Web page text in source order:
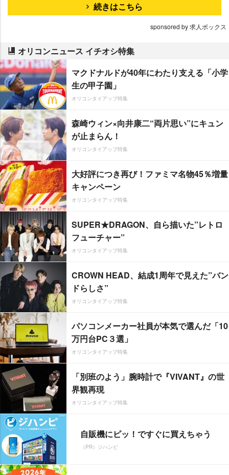
続きはこちら
sponsored by 求人ボックス
オリコンニュース イチオシ特集
マクドナルドが40年にわたり支える「小学
生の甲子園」
オリコンタイアップ特集
森崎ウィン×向井康二“両片思い”にキュン
が止まらん！
オリコンタイアップ特集
大好評につき再び！ファミマ名物45％増量
キャンペーン
オリコンタイアップ特集
SUPER★DRAGON、自ら描いた”レトロ
フューチャー”
オリコンタイアップ特集
CROWN HEAD、結成1周年で見えた”バン
ドらしさ”
オリコンタイアップ特集
パソコンメーカー社員が本気で選んだ「10
万円台PC３選」
オリコンタイアップ特集
「別班のよう」腕時計で『VIVANT』の世
界観再現
オリコンタイアップ特集
自販機にピッ！ですぐに買えちゃう
（PR）ジハンピ